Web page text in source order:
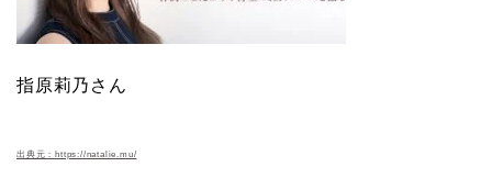
指原莉乃さん
出典元：https://natalie.mu/